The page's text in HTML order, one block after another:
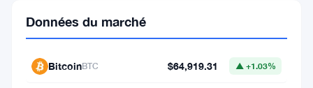
Données du marché
BitcoinBTC $64,919.31 ▲ +1.03%